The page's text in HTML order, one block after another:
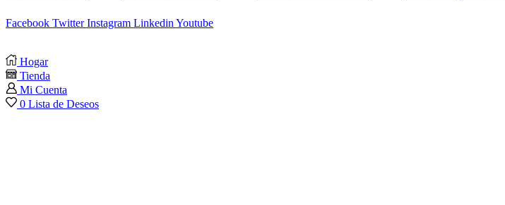
Facebook Twitter Instagram LinkedinYoutube
Hogar
Tienda
Mi Cuenta
0 Lista de Deseos